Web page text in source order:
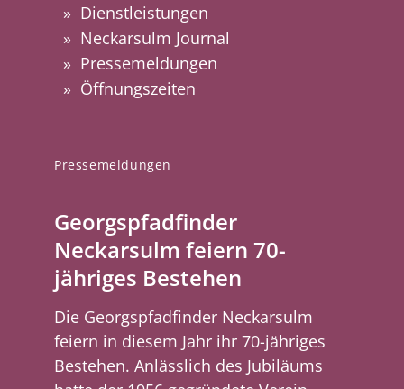
Pressemeldungen
Georgspfadfinder
Neckarsulm feiern 70-
jähriges Bestehen
Die Georgspfadfinder Neckarsulm
feiern in diesem Jahr ihr 70-jähriges
Bestehen. Anlässlich des Jubiläums
Dienstleistungen
Neckarsulm Journal
Pressemeldungen
Öffnungszeiten